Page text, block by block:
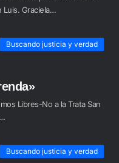
Luis. Graciela…
Buscando justicia y verdad
Libres-No a la Trata San
Buscando justicia y verdad